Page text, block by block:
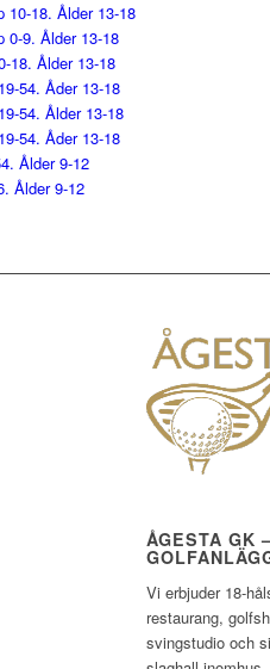
10-18. Ålder 13-18
0-9. Ålder 13-18
18. Ålder 13-18
54. Åder 13-18
54. Ålder 13-18
54. Åder 13-18
Ålder 9-12
Ålder 9-12
ÅGESTA GK
Vi erbjuder 18-
restaurang,
svingstudio och